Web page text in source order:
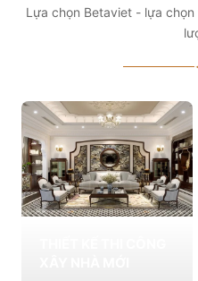
Lựa chọn Betaviet - lựa